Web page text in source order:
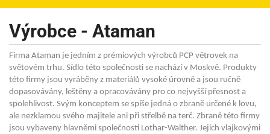
OPTIKA
STŘELIVO
PŘÍSLUŠENSTVÍ
DETEKTORY KOVŮ
Výrobce - Ataman
Firma Ataman je jedním z prémiových výrobců PCP větrovek na
světovém trhu. Sídlo této společnosti se nachází v Moskvě. Produkty
této firmy jsou vyráběny z materiálů vysoké úrovně a jsou ručně
dopasovávány, leštěny a opracovávány pro co nejvyšší přesnost a
spolehlivost. Svým konceptem se spíše jedná o zbraně určené k lovu,
ale nezklamou svého majitele ani při střelbě na terč. Zbraně této firmy
jsou vybaveny hlavněmi společnosti Lothar-Walther. Jejich vlajkovými